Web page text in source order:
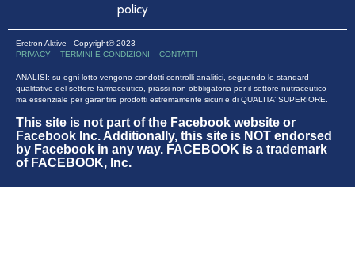
policy
Eretron Aktive– Copyright© 2023
PRIVACY – TERMINI E CONDIZIONI – CONTATTI
ANALISI: su ogni lotto vengono condotti controlli analitici, seguendo lo standard
qualitativo del settore farmaceutico, prassi non obbligatoria per il settore nutraceutico
ma essenziale per garantire prodotti estremamente sicuri e di QUALITA’ SUPERIORE.
This site is not part of the Facebook website or
Facebook Inc. Additionally, this site is NOT endorsed
by Facebook in any way. FACEBOOK is a trademark
of FACEBOOK, Inc.